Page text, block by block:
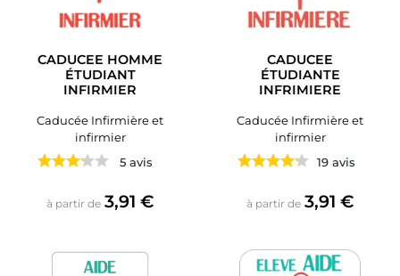
CADUCEE HOMME
ÉTUDIANT
INFIRMIER
Caducée Infirmière et
infirmier
5 avis
à partir de Prix
3,91 €
CADUCEE
ÉTUDIANTE
INFRIMIERE
Caducée Infirmière et
infirmier
19 avis
à partir de Prix
3,91 €